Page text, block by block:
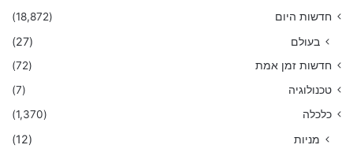
חדשות היום
(18,872)
בעולם (27)
חדשות זמן אמת
(72)
טכנולוגיה
(7)
כלכלה
(1,370)
מניות (12)